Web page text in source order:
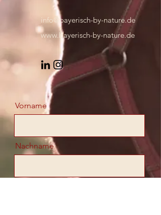
info@bayerisch-by-nature.de
www.bayerisch-by-nature.de
Vorname
Nachname